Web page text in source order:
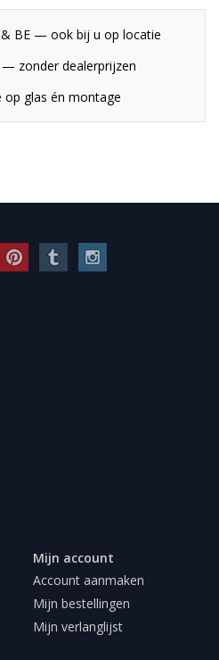
& BE — ook bij u op locatie
zonder dealerprijzen
op glas én montage
Mijn account
Account aanmaken
Mijn bestellingen
Mijn verlanglijst